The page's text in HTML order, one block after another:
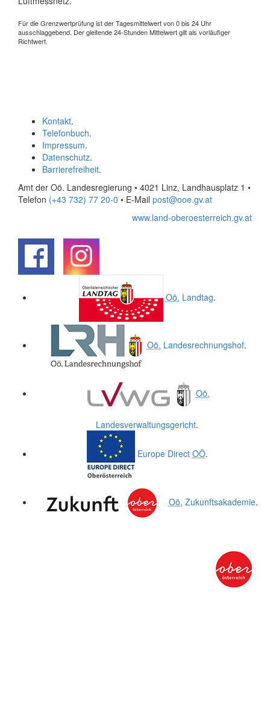
Für die Grenzwertprüfung ist der Tagesmittelwert von 0 bis 24 Uhr
ausschlaggebend. Der gleitende 24-Stunden Mittelwert gilt als vorläufiger
Richtwert.
Kontakt.
Telefonbuch.
Impressum.
Datenschutz.
Barrierefreiheit.
Amt der Oö. Landesregierung • 4021 Linz, Landhausplatz 1 •
Telefon (+43 732) 77 20-0 • E-Mail post@ooe.gv.at
www.land-oberoesterreich.gv.at
Oö. Landtag.
Oö. Landesrechnungshof.
Oö.
Landesverwaltungsgericht.
Europe Direct OÖ.
Oö. Zukunftsakademie.